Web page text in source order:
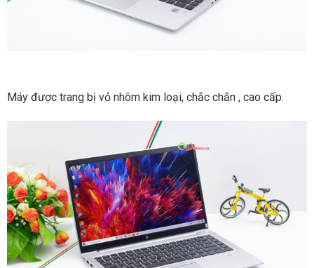
Máy được trang bị vỏ nhôm kim loại, chắc chắn , cao cấp.